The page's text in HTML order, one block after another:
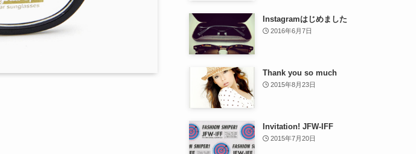
Instagramはじめました
2016年6月7日
Thank you so much
2015年8月23日
Invitation! JFW-IFF
2015年7月20日